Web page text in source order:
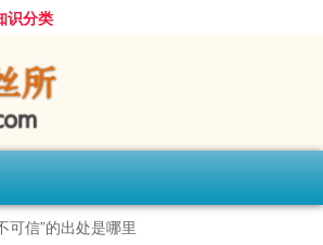
识分类
可信”的出处是哪里